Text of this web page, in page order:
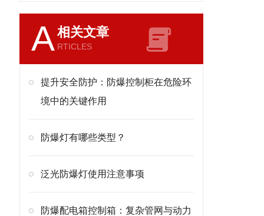
A相关文章
RTICLES
提升安全防护：防爆控制柜在危险环
境中的关键作用
防爆灯有哪些类型？
泛光防爆灯使用注意事项
防爆配电箱控制箱：复杂管网与动力